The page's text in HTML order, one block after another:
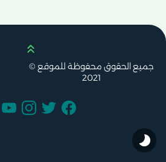
Scroll up
جميع الحقوق محفوظة للموقع ©
2021